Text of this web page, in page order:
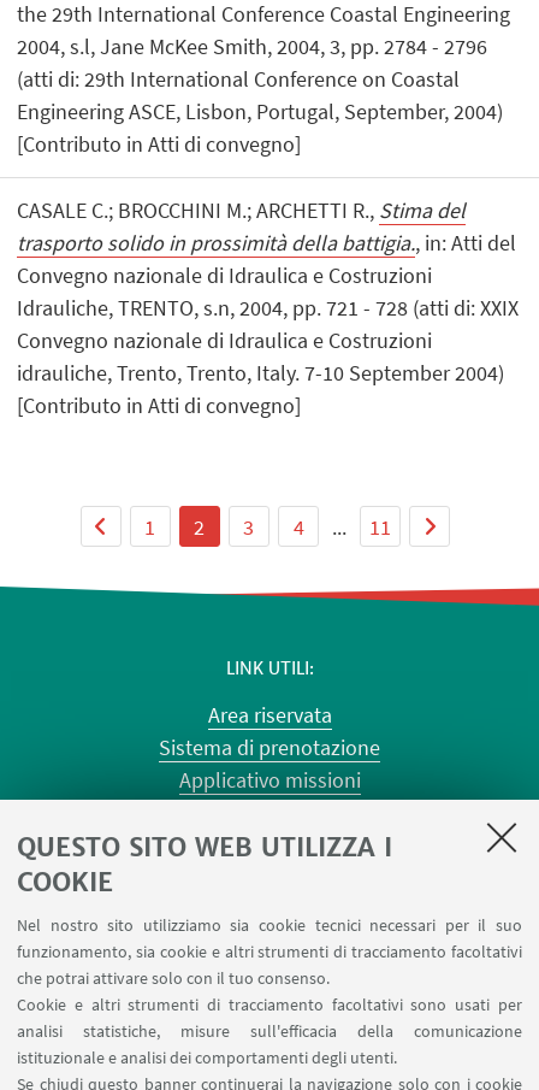
QUESTO SITO WEB UTILIZZA I
COOKIE
Nel nostro sito utilizziamo sia cookie tecnici necessari per il suo
funzionamento, sia cookie e altri strumenti di tracciamento facoltativi
che potrai attivare solo con il tuo consenso.
Cookie e altri strumenti di tracciamento facoltativi sono usati per
analisi statistiche, misure sull'efficacia della comunicazione
istituzionale e analisi dei comportamenti degli utenti.
Se chiudi questo banner continuerai la navigazione solo con i cookie
the 29th International Conference Coastal Engineering
2004, s.l, Jane McKee Smith, 2004, 3, pp. 2784 - 2796
(atti di: 29th International Conference on Coastal
Engineering ASCE, Lisbon, Portugal, September, 2004)
[Contributo in Atti di convegno]
CASALE C.; BROCCHINI M.; ARCHETTI R., Stima del
trasporto solido in prossimità della battigia., in: Atti del
Convegno nazionale di Idraulica e Costruzioni
Idrauliche, TRENTO, s.n, 2004, pp. 721 - 728 (atti di: XXIX
Convegno nazionale di Idraulica e Costruzioni
idrauliche, Trento, Trento, Italy. 7-10 September 2004)
[Contributo in Atti di convegno]
1 2 3 4 ... 11
LINK UTILI
Area riservata
Sistema di prenotazione
Applicativo missioni
Planner aule Terracini
Forms per sottomissione eventi/notizie
Carta dei servizi
SEGUI IL DIPARTIMENTO SU: